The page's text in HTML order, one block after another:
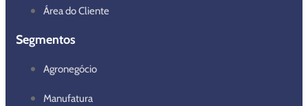
Área do Cliente
Segmentos
Agronegócio
Manufatura